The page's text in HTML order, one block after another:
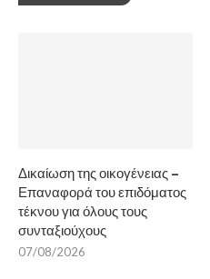
Δικαίωση της οικογένειας –
Επαναφορά του επιδόματος
τέκνου για όλους τους
συνταξιούχους
07/08/2026